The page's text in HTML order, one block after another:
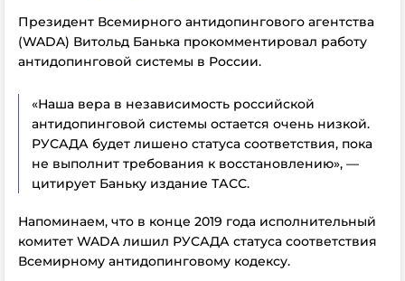
Президент Всемирного антидопингового агентства
(WADA) Витольд Банька прокомментировал работу
антидопинговой системы в России.
«Наша вера в независимость российской
антидопинговой системы остается очень низкой.
РУСАДА будет лишено статуса соответствия, пока
не выполнит требования к восстановлению», —
цитирует Баньку издание ТАСС.
Напоминаем, что в конце 2019 года исполнительный
комитет WADA лишил РУСАДА статуса соответствия
Всемирному антидопинговому кодексу.